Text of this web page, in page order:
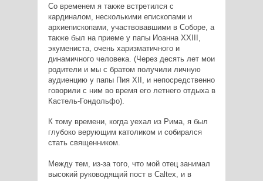
Со временем я также встретился с
кардиналом, несколькими епископами и
архиепископами, участвовавшими в Соборе, а
также был на приеме у папы Иоанна XXIII,
экумениста, очень харизматичного и
динамичного человека. (Через десять лет мои
родители и мы с братом получили личную
аудиенцию у папы Пия XII, и непосредственно
говорили с ним во время его летнего отдыха в
Кастель-Гондольфо).
К тому времени, когда уехал из Рима, я был
глубоко верующим католиком и собирался
стать священником.
Между тем, из-за того, что мой отец занимал
высокий руководящий пост в Caltex, и в